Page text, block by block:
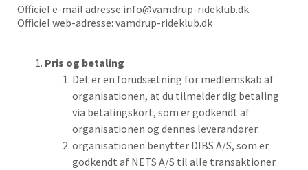
Officiel e-mail adresse:info@vamdrup-rideklub.dk
Officiel web-adresse: vamdrup-rideklub.dk
Pris og betaling
Det er en forudsætning for medlemskab af
organisationen, at du tilmelder dig betaling
via betalingskort, som er godkendt af
organisationen og dennes leverandører.
organisationen benytter DIBS A/S, som er
godkendt af NETS A/S til alle transaktioner.